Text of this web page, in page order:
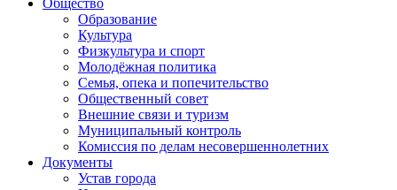
Общество
Образование
Культура
Физкультура и спорт
Молодёжная политика
Семья, опека и попечительство
Общественный совет
Внешние связи и туризм
Муниципальный контроль
Комиссия по делам несовершеннолетних
Документы
Устав города